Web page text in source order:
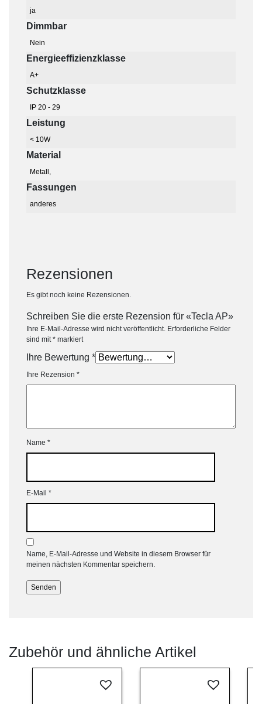
ja
Dimmbar
Nein
Energieeffizienzklasse
A+
Schutzklasse
IP 20 - 29
Leistung
< 10W
Material
Metall,
Fassungen
anderes
Rezensionen
Es gibt noch keine Rezensionen.
Schreiben Sie die erste Rezension für «Tecla AP»
Ihre E-Mail-Adresse wird nicht veröffentlicht. Erforderliche Felder
sind mit * markiert
Ihre Bewertung *
Ihre Rezension *
Name *
E-Mail *
Name, E-Mail-Adresse und Website in diesem Browser für
meinen nächsten Kommentar speichern.
Zubehör und ähnliche Artikel